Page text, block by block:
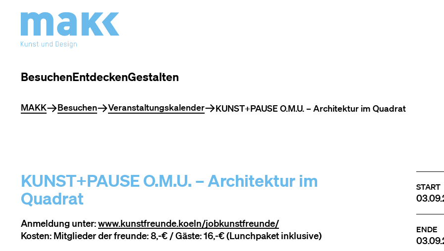
BesuchenEntdeckenGestalten
Sie befinden sich hier
MAKK Besuchen Veranstaltungskalender KUNST+PAUSE O.M.U. – Architektur im Quadrat
KUNST+PAUSE O.M.U. – Architektur im
Quadrat
Anmeldung unter:www.kunstfreunde.koeln/jobkunstfreunde/
Kosten: Mitglieder der freunde: 8,-€ / Gäste: 16,-€ (Lunchpaket inklusive)
START
ENDE